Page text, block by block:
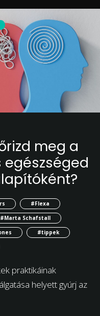
meg a
#Flexa
#Marta Schafstall
#tippek
praktikáinak
helyett gyúrj az